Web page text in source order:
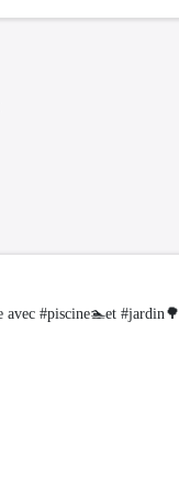
#piscine🏊et #jardin🌳